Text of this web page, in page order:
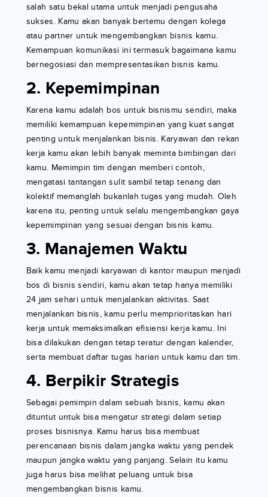
salah satu bekal utama untuk menjadi pengusaha
sukses. Kamu akan banyak bertemu dengan kolega
atau partner untuk mengembangkan bisnis kamu.
Kemampuan komunikasi ini termasuk bagaimana kamu
bernegosiasi dan mempresentasikan bisnis kamu.
2. Kepemimpinan
Karena kamu adalah bos untuk bisnismu sendiri, maka
memiliki kemampuan kepemimpinan yang kuat sangat
penting untuk menjalankan bisnis. Karyawan dan rekan
kerja kamu akan lebih banyak meminta bimbingan dari
kamu. Memimpin tim dengan memberi contoh,
mengatasi tantangan sulit sambil tetap tenang dan
kolektif memanglah bukanlah tugas yang mudah. Oleh
karena itu, penting untuk selalu mengembangkan gaya
kepemimpinan yang sesuai dengan bisnis kamu.
3. Manajemen Waktu
Baik kamu menjadi karyawan di kantor maupun menjadi
bos di bisnis sendiri, kamu akan tetap hanya memiliki
24 jam sehari untuk menjalankan aktivitas. Saat
menjalankan bisnis, kamu perlu memprioritaskan hari
kerja untuk memaksimalkan efisiensi kerja kamu. Ini
bisa dilakukan dengan tetap teratur dengan kalender,
serta membuat daftar tugas harian untuk kamu dan tim.
4. Berpikir Strategis
Sebagai pemimpin dalam sebuah bisnis, kamu akan
dituntut untuk bisa mengatur strategi dalam setiap
proses bisnisnya. Kamu harus bisa membuat
perencanaan bisnis dalam jangka waktu yang pendek
maupun jangka waktu yang panjang. Selain itu kamu
juga harus bisa melihat peluang untuk bisa
mengembangkan bisnis kamu.